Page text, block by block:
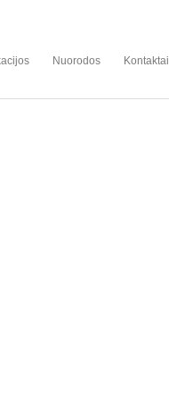
Nuorodos Kontaktai